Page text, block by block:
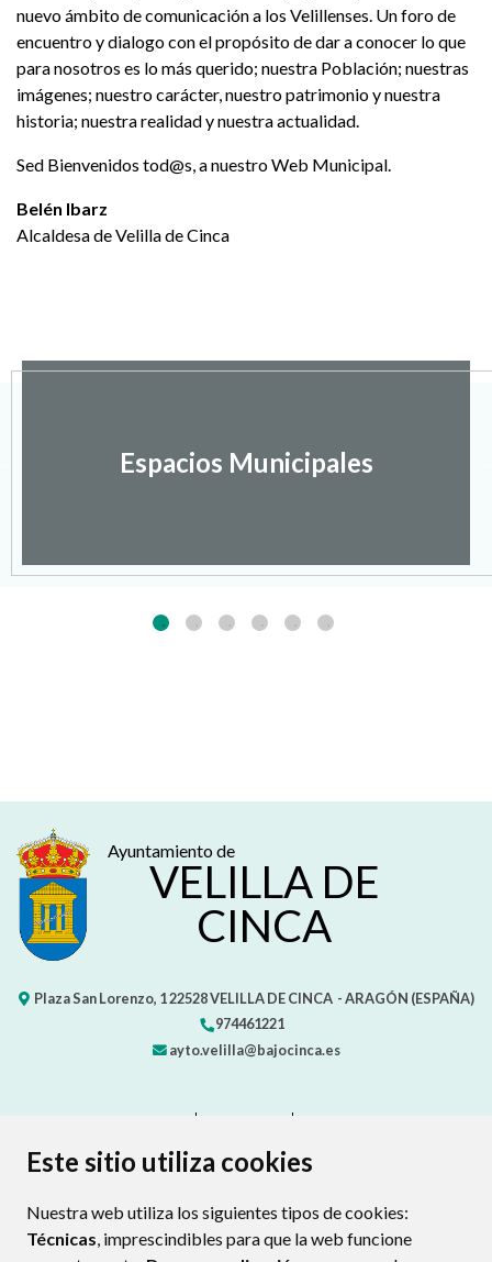
Este sitio utiliza cookies
Nuestra web utiliza los siguientes tipos de cookies:
Técnicas, imprescindibles para que la web funcione
nuevo ámbito de comunicación a los Velillenses. Un foro de
encuentro y dialogo con el propósito de dar a conocer lo que
para nosotros es lo más querido; nuestra Población; nuestras
imágenes; nuestro carácter, nuestro patrimonio y nuestra
historia; nuestra realidad y nuestra actualidad.
Sed Bienvenidos tod@s, a nuestro Web Municipal.
Belén Ibarz
Alcaldesa de Velilla de Cinca
Espacios Municipales
Ayuntamiento de
VELILLA DE
CINCA
Plaza San Lorenzo, 122528VELILLA DE CINCA - ARAGÓN (ESPAÑA)
974461221
ayto.velilla@bajocinca.es
PROTECCIÓN DE DATOS
POLÍTICA DE COOKIES